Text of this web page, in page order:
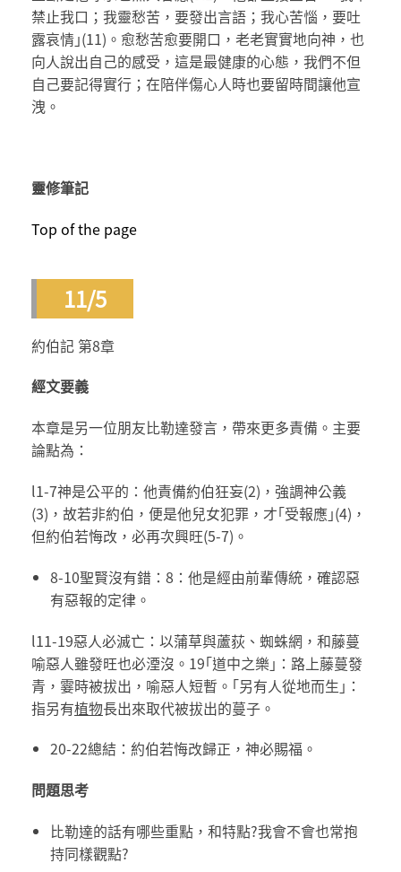
禁止我口；我靈愁苦，要發出言語；我心苦惱，要吐
露哀情｣(11)。愈愁苦愈要開口，老老實實地向神，也
向人說出自己的感受，這是最健康的心態，我們不但
自己要記得實行；在陪伴傷心人時也要留時間讓他宣
洩。
靈修筆記
Top of the page
11/5
約伯記 第8章
經文要義
本章是另一位朋友比勒達發言，帶來更多責備。主要
論點為：
l1-7神是公平的：他責備約伯狂妄(2)，強調神公義
(3)，故若非約伯，便是他兒女犯罪，才｢受報應｣(4)，
但約伯若悔改，必再次興旺(5-7)。
8-10聖賢沒有錯：8：他是經由前輩傳統，確認惡
有惡報的定律。
l11-19惡人必滅亡：以蒲草與蘆荻、蜘蛛網，和藤蔓
喻惡人雖發旺也必湮沒。19｢道中之樂｣：路上藤蔓發
青，霎時被拔出，喻惡人短暫。｢另有人從地而生｣：
指另有植物長出來取代被拔出的蔓子。
20-22總結：約伯若悔改歸正，神必賜福。
問題思考
比勒達的話有哪些重點，和特點?我會不會也常抱
持同樣觀點?